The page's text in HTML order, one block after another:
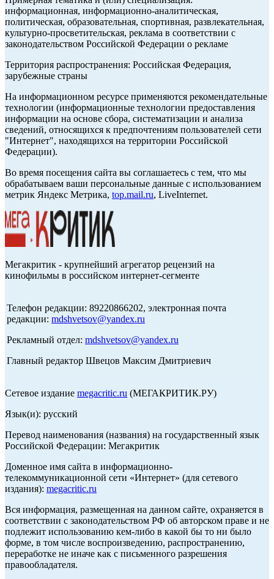
информационная, информационно-аналитическая,
политическая, образовательная, спортивная, развлекательная,
культурно-просветительская, реклама в соответствии с
законодательством Российской Федерации о рекламе
Территория распространения: Российская Федерация,
зарубежные страны
На информационном ресурсе применяются рекомендательные
технологии (информационные технологии предоставления
информации на основе сбора, систематизации и анализа
сведений, относящихся к предпочтениям пользователей сети
"Интернет", находящихся на территории Российской
Федерации).
Во время посещения сайта вы соглашаетесь с тем, что мы
обрабатываем ваши персональные данные с использованием
метрик Яндекс Метрика, top.mail.ru, LiveInternet.
Мегакритик - крупнейший агрегатор рецензий на
кинофильмы в российском интернет-сегменте
Телефон редакции: 89220866202, электронная почта
редакции: mdshvetsov@yandex.ru
Рекламный отдел: mdshvetsov@yandex.ru
Главный редактор Швецов Максим Дмитриевич
Сетевое издание megacritic.ru (МЕГАКРИТИК.РУ)
Язык(и): русский
Перевод наименования (названия) на государственный язык
Российской Федерации: Мегакритик
Доменное имя сайта в информационно-
телекоммуникационной сети «Интернет» (для сетевого
издания): megacritic.ru
Вся информация, размещенная на данном сайте, охраняется в
соответствии с законодательством РФ об авторском праве и не
подлежит использованию кем-либо в какой бы то ни было
форме, в том числе воспроизведению, распространению,
переработке не иначе как с письменного разрешения
правообладателя.